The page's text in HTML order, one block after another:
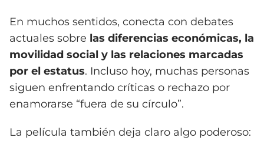
En muchos sentidos, conecta con debates
actuales sobre las diferencias económicas, la
movilidad social y las relaciones marcadas
por el estatus. Incluso hoy, muchas personas
siguen enfrentando críticas o rechazo por
enamorarse “fuera de su círculo”.
La película también deja claro algo poderoso: